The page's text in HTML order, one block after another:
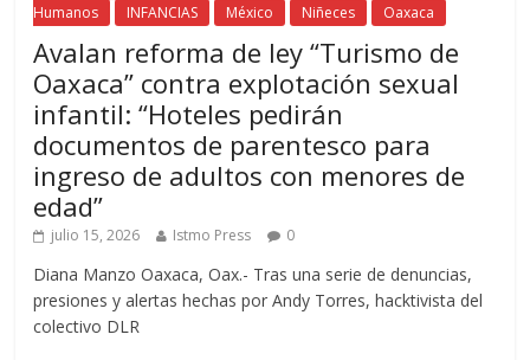
Humanos
INFANCIAS México Niñeces Oaxaca
Avalan reforma de ley “Turismo de
Oaxaca” contra explotación sexual
infantil: “Hoteles pedirán
documentos de parentesco para
ingreso de adultos con menores de
edad”
julio 15, 2026 Istmo Press 0
Diana Manzo Oaxaca, Oax.- Tras una serie de denuncias,
presiones y alertas hechas por Andy Torres, hacktivista del
colectivo DLR